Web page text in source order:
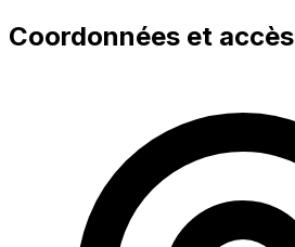
Coordonnées et accès